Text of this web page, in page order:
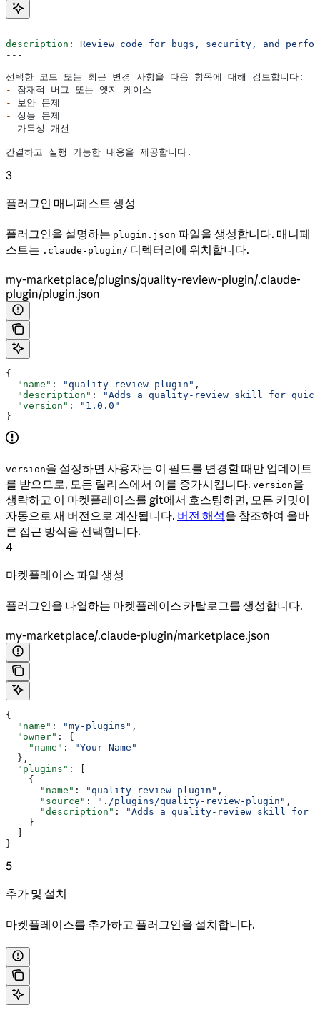
---
description : Review code for bugs, security, and
---
선택한 코드 또는 최근 변경 사항을 다음 항목에 대해 검토합니다:
-
잠재적 버그 또는 엣지 케이스
-
보안 문제
-
성능 문제
-
가독성 개선
간결하고 실행 가능한 내용을 제공합니다.
3
플러그인 매니페스트 생성
플러그인을 설명하는 plugin.json 파일을 생성합니다. 매니페
스트는 .claude-plugin/ 디렉터리에 위치합니다.
my-marketplace/plugins/quality-review-plugin/.claude-
plugin/plugin.json
{
  "name"
: "quality-review-plugin" ,
  "description"
:
"Adds a quality-review skill for quick
  "version"
:
"1.0.0"
}
version을 설정하면 사용자는 이 필드를 변경할 때만 업데이트
를 받으므로, 모든 릴리스에서 이를 증가시킵니다. version을
생략하고 이 마켓플레이스를 git에서 호스팅하면, 모든 커밋이
자동으로 새 버전으로 계산됩니다. 버전 해석을 참조하여 올바
른 접근 방식을 선택합니다.
4
마켓플레이스 파일 생성
플러그인을 나열하는 마켓플레이스 카탈로그를 생성합니다.
my-marketplace/.claude-plugin/marketplace.json
{
  "name"
: "my-plugins" ,
  "owner"
: {
    "name"
:
"Your Name"
  },
  "plugins"
: [
    {
      "name"
: "quality-review-plugin" ,
      "source"
: "./plugins/quality-review-plugin" ,
      "description"
:
"Adds a quality-review skill for
    }
  ]
}
5
추가 및 설치
마켓플레이스를 추가하고 플러그인을 설치합니다.